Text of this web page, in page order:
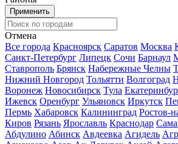
Применить
Отмена
Все города Красноярск Саратов Москва
Санкт-Петербург Липецк Сочи Барнаул
Ставрополь Брянск Набережные Челны
Нижний Новгород Тольятти Волгоград
Воронеж Новосибирск Тула
Ижевск Оренбург Ульяновск Иркутск
Пермь Хабаровск Калининград Ростов-
Киров Рязань Ярославль Краснодар
Абдулино Абинск Авдеевка Агидель